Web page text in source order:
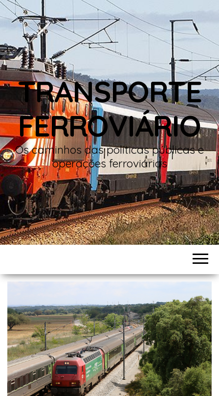
TRANSPORTE
FERROVIÁRIO
Os caminhos das políticas públicas e
operações ferroviárias